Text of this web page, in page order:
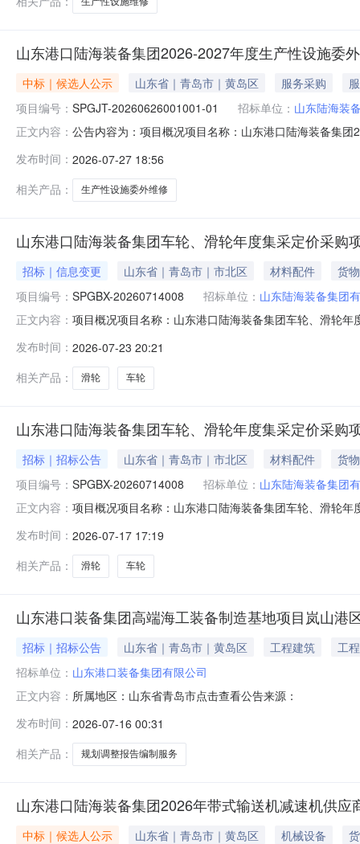
山东港口陆海装备集团2026-2027年度生产性设施委
中标｜候选人公示 山东省｜青岛市｜黄岛区 服务采购
项目编号： SPGJT-20260626001001-01 招标单位： 山东陆海装
正文内容： 公告内容为：项目概况项目名称：山东港口陆海装备集
异议的，可登录投标系统提交异议，登录地址：https://
发布时间： 2026-07-27 18:56
相关产品：
生产性设施委外维修
山东港口陆海装备集团车轮、滑轮年度集采定价采购
招标｜信息变更 山东省｜青岛市｜市北区 材料配件
货物
项目编号： SPGBX-20260714008 招标单位： 山东陆海装备集团
正文内容： 项目概况项目名称：山东港口陆海装备集团车轮、滑轮
容1.本项目采购文件领取截止时间（响应文件递交截止
条件:“
发布时间： 2026-07-23 20:21
相关产品：
滑轮 车轮
山东港口陆海装备集团车轮、滑轮年度集采定价采购
招标｜招标公告 山东省｜青岛市｜市北区 材料配件
货物
项目编号： SPGBX-20260714008 招标单位： 山东陆海装备集团
正文内容： 项目概况项目名称：山东港口陆海装备集团车轮、滑轮
及采购代理采购人：山东陆海装备集团有限公司采购人
服务有限公司代理联系人
发布时间： 2026-07-17 17:19
相关产品：
滑轮 车轮
山东港口装备集团高端海工装备制造基地项目岚山港
招标｜招标公告 山东省｜青岛市｜黄岛区 工程建筑
工程
招标单位： 山东港口装备集团有限公司
正文内容： 所属地区：山东省青岛市点击查看公告来源：
发布时间： 2026-07-16 00:31
相关产品：
规划调整报告编制服务
山东港口陆海装备集团2026年带式输送机减速机供应
中标｜候选人公示 山东省｜青岛市｜黄岛区 机械设备